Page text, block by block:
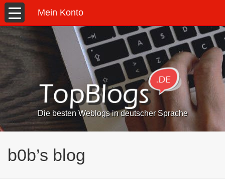
Mein Konto
Die besten Weblogs in deutscher Sprache
b0b’s blog